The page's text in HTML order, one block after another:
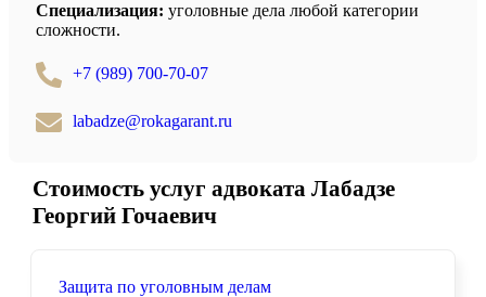
Специализация: уголовные дела любой категории
сложности.
+7 (989) 700-70-07
labadze@rokagarant.ru
Стоимость услуг адвоката Лабадзе
Георгий Гочаевич
Защита по уголовным делам